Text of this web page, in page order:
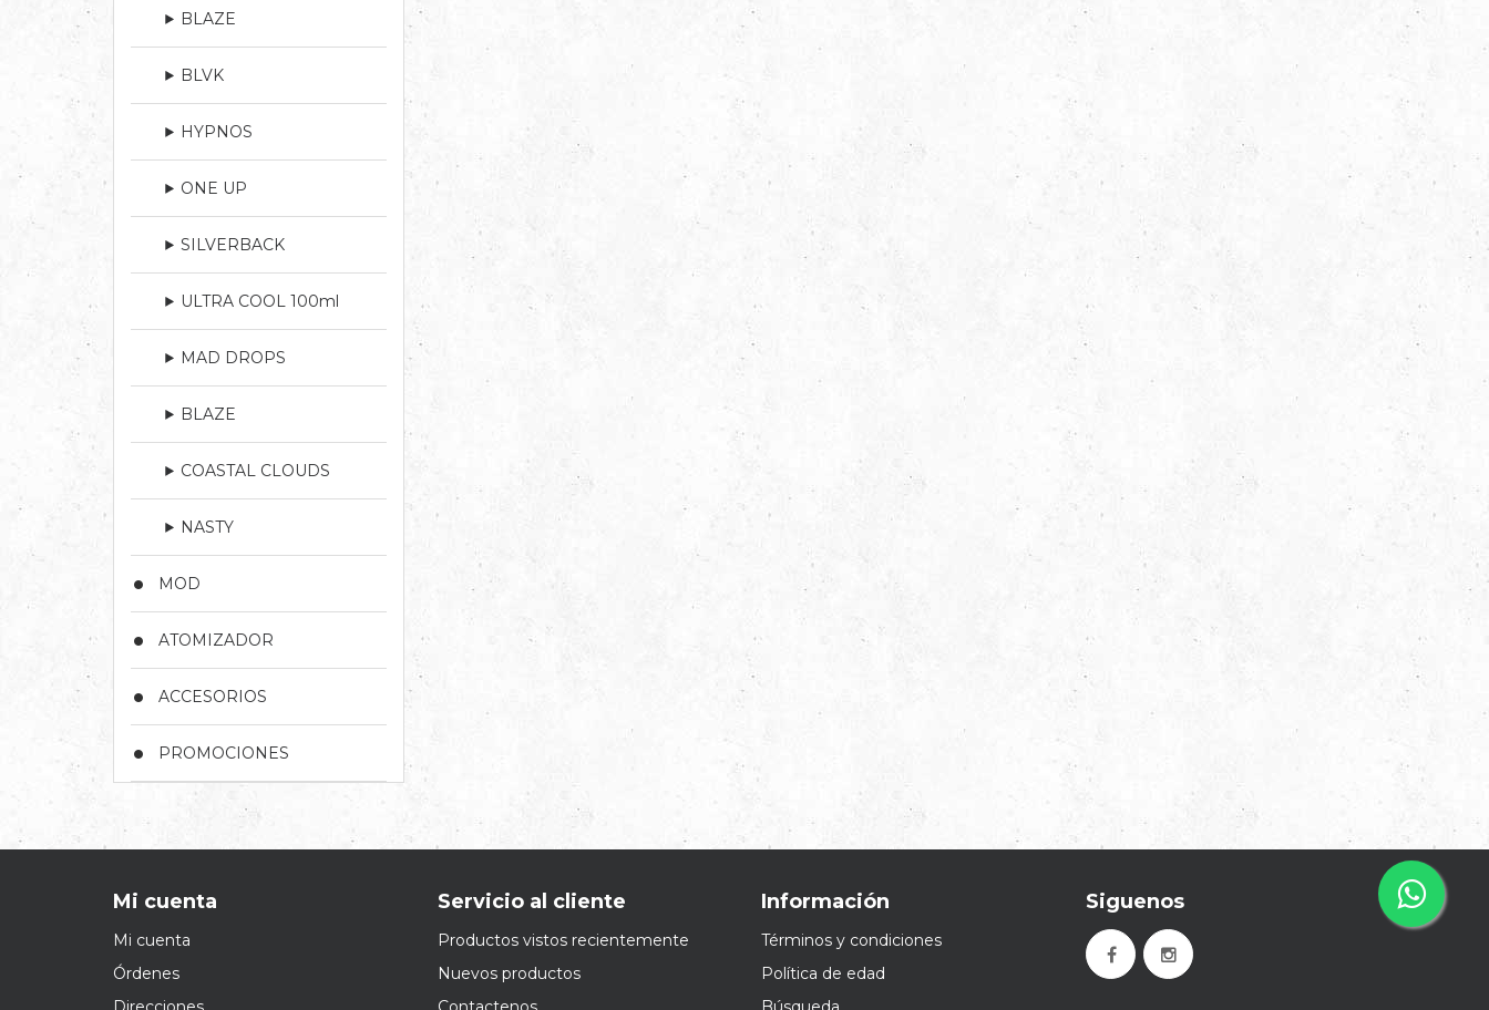
BLAZE
BLVK
HYPNOS
ONE UP
SILVERBACK
ULTRA COOL 100ml
MAD DROPS
BLAZE
COASTAL CLOUDS
NASTY
MOD
ATOMIZADOR
ACCESORIOS
PROMOCIONES
Mi cuenta
Mi cuenta
Órdenes
Servicio al cliente
Productos vistos recientemente
Nuevos productos
Información
Términos y condiciones
Política de edad
Siguenos